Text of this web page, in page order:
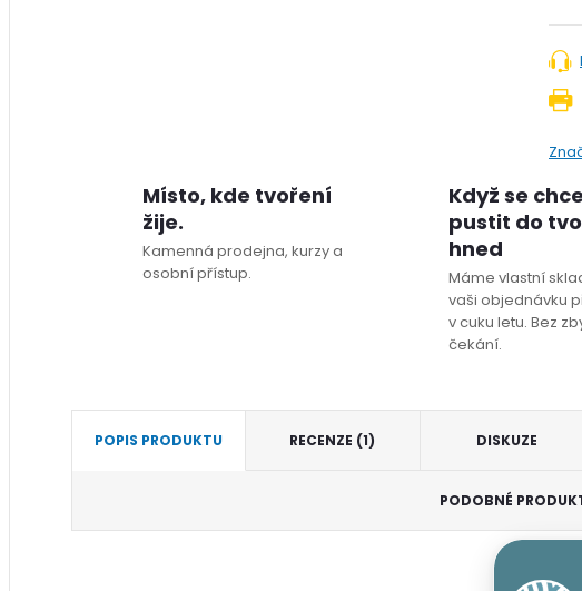
Místo, kde tvoření
žije.
Kamenná prodejna, kurzy a
osobní přístup.
Když se
pustit do
hned
Máme vlastní
vaši objednávku
v cuku letu. Bez
čekání.
POPIS PRODUKTU RECENZE (1) DISKUZE
PODOBNÉ